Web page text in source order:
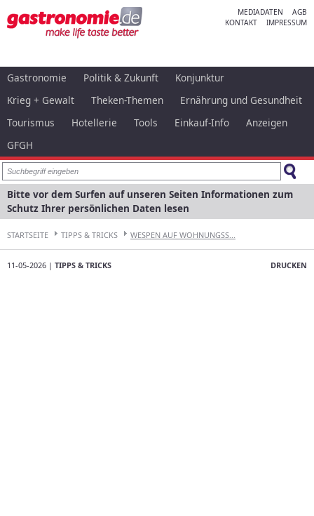
MEDIADATEN
AGB
KONTAKT
IMPRESSUM
Gastronomie Politik & Zukunft
Konjunktur
Krieg + Gewalt
Theken-Themen
Ernährung und Gesundheit
Tourismus
Hotellerie Tools Einkauf-Info
Anzeigen
GFGH
Bitte vor dem Surfen auf unseren Seiten Informationen zum
Schutz Ihrer persönlichen Daten lesen
STARTSEITE TIPPS & TRICKS WESPEN AUF WOHNUNGSS...
DRUCKEN
11-05-2026 | TIPPS & TRICKS